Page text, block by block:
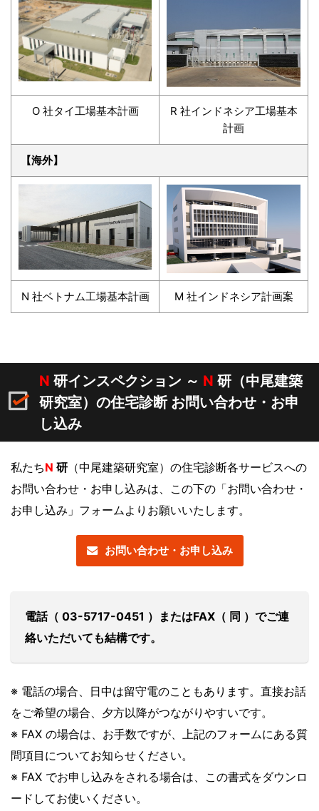
O 社タイ工場基本計画
R 社インドネシア工場基本
計画
【海外】
N 社ベトナム工場基本計画 M 社インドネシア計画案
N 研インスペクション ～ N 研（中尾建築
研究室）の住宅診断 お問い合わせ・お申
し込み
私たちN 研 （中尾建築研究室）の住宅診断各サービスへの
お問い合わせ・お申し込みは、この下の「お問い合わせ・
お申し込み」フォームよりお願いいたします。
お問い合わせ・お申し込み
電話（ 03-5717-0451 ）またはFAX（ 同 ）でご連
絡いただいても結構です。
※ 電話の場合、日中は留守電のこともあります。直接お話
をご希望の場合、夕方以降がつながりやすいです。
※ FAX の場合は、お手数ですが、上記のフォームにある質
問項目についてお知らせください。
※ FAX でお申し込みをされる場合は、この書式をダウンロ
ードしてお使いください。